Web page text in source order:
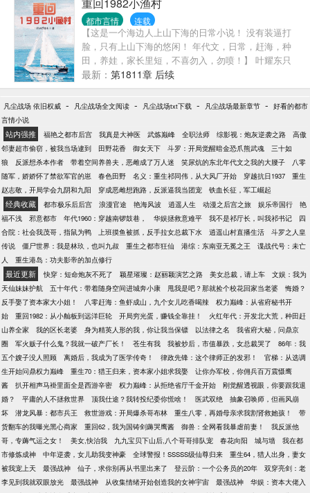
都市言情 连载
【这是一个海边人上山下海的日常小说！ 没有装逼打
脸，只有上山下海的悠闲！ 年代文，日常，赶海，种
田，养娃，家长里短，不喜勿入，勿喷！】 叶耀东只
是睡不着觉，想着去甲板上吹吹风，尿个尿，没想到
掉海里回到了1982年。 还是那个熟悉的小渔村，只是
他已经不是年轻时候的他了。 混账了半辈子，这回他
子没出息，这辈子他也没什么大理想大志向，只想挽
回遗憾，跟老婆好好过日子，一家子平安喜乐就好。
【说明一下，改笔名了，原来是叫“一杯冰柠檬水”，现
在改为“米饭的米”】
最新： 第1811章 后续
凡尘战场 依旧权威 - 凡尘战场全文阅读 - 凡尘战场txt下载 - 凡尘战场最新章节 - 好看的都市
言情小说
站内强推 福艳之都市后宫 我真是大神医 武炼巅峰 全职法师 综影视：炮灰逆袭之路
高傲
邻妻超市偷窃，被我当场逮到
田野花香 御女天下 斗罗：开局觉醒暗金恐爪熊武魂
三十如
狼
反派想杀本作者 带着空间养兽夫，恶雌成了万人迷 笑尿炕的东北年代文之我的大腰子
八零
随军，娇娇怀了禁欲军官的崽
春色田野 名义：重生祁同伟，从大风厂开始 穿越抗日1937
重生
赵志敬，开局学会九阴和九阳
穿成恶雌想跑路，反派逼我当团宠 铁血长征，军工崛起
经典收藏 都市极乐后后宫 浪漫官途 艳海风波 逍遥人生 动漫之后宫之旅 娱乐帝国行
艳
福不浅
邪意都市 年代1960：穿越南锣鼓巷， 华娱拯救意难平 我不是祁厅长，叫我祁书记
四
合院：社会我茂哥，指鼠为鸭
上班摸鱼被抓，反手拉女总裁下水 逍遥山村直播生活
斗罗之人皇
传说
僵尸世界：我是林玖，也叫九叔 重生之都市狂仙 港综：东南亚无冕之王
谍战代号：未亡
人
重生港岛：功夫影帝的加点修行
最近更新 快穿：短命炮灰不死了 颖星璀璨：赵丽颖演艺之路 美女总裁，请上车
文娱：我为
天仙妹妹护航
五十年代：带着随身空间进城奔小康 甩我是吧？那就捡个校花回家当老婆
悔婚？
反手娶了资本家大小姐！
八零赶海：鱼虾成山，九个女儿吃香喝辣
权力巅峰：从省府秘书开
始
重回1982：从小舢板到远洋巨轮 开局穷光蛋，赚钱全靠挂！
火红年代：开发北大荒，种田赶
山养全家
我的区长老婆 身为精英人形的我，你让我当保镖 以法律之名
我省府大秘，问鼎京
圈
军火贩子什么鬼？我就一破产厂长！ 苍生有我 我被炒后，市值暴跌，女总裁哭了
86年：我
五个嫂子没人照顾
离婚后，我成为了医学传奇！ 律政先锋：这个律师正的发邪！
官梯：从选调
生开始问鼎权力巅峰
重生70：猎王归来，资本家小姐求我娶
让你办军校，你佣兵百万震慑鹰
酱
扒开相声马褂里面全是西游辛密 权力巅峰：从拒绝省厅千金开始
刚觉醒透视眼，你要跟我退
婚？
平庸的人不拯救世界 顶我仕途？我转投纪委你慌啥！ 医武双绝
抽象召唤师，但画风崩
坏
潜龙风暴：都市兵王 救世游戏：开局爆杀哥布林 重生八零，再婚母亲求我割肾救她孩！
带
货翻车的我曝光黑心商家
重回62，我为国铸剑薅哭鹰酱 御兽：全网看我暴虐前妻！
我反派他
哥，专薅气运之女！
美女,快治我 九九宝贝下山后,八个哥哥排队宠 春花向阳 城与墙
我在都
市修炼成神
中年逆袭，女儿助我变神豪 全球警报！SSSSS级仙尊归来
重生64，猎人出身，妻女
被我宠上天
最强战神 仙子，求你别再从书里出来了 登云阶：一个公务员的20年
双穿亮剑：老
李见到我就双眼放光
最强战神 从收集情绪开始创造我的女神宇宙 最强战神
华娱：资本大佬入